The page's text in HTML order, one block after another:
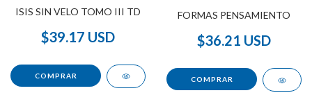
ISIS SIN VELO TOMO III TD
$39.17 USD
FORMAS PENSAMIENTO
$36.21 USD